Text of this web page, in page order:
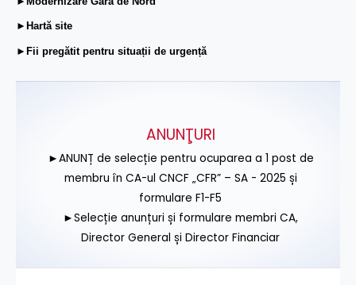
►Hartă site
►Fii pregătit pentru situații de urgență
ANUNŢURI
►ANUNȚ de selecție pentru ocuparea a 1 post de
membru în CA-ul CNCF „CFR” – SA - 2025 și
formulare F1-F5
►Selecție anunțuri și formulare membri CA,
Director General și Director Financiar